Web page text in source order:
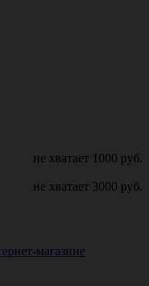
не хватает 1000 руб.
не хватает 3000 руб.
магазине